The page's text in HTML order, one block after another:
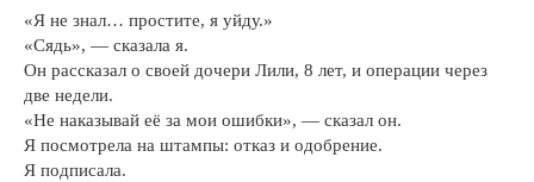
«Я не знал… простите, я уйду.»
«Сядь», — сказала я.
Он рассказал о своей дочери Лили, 8 лет, и операции через
две недели.
«Не наказывай её за мои ошибки», — сказал он.
Я посмотрела на штампы: отказ и одобрение.
Я подписала.